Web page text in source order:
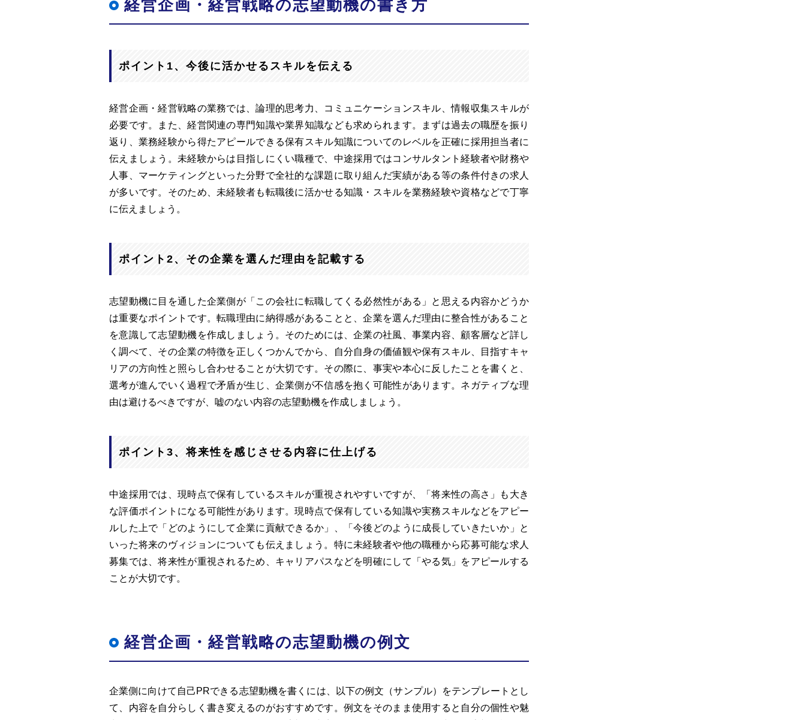
経営企画・経営戦略の志望動機の書き方
ポイント1、今後に活かせるスキルを伝える
経営企画・経営戦略の業務では、論理的思考力、コミュニケーションスキル、情報収集スキルが
必要です。また、経営関連の専門知識や業界知識なども求められます。まずは過去の職歴を振り
返り、業務経験から得たアピールできる保有スキル知識についてのレベルを正確に採用担当者に
伝えましょう。未経験からは目指しにくい職種で、中途採用ではコンサルタント経験者や財務や
人事、マーケティングといった分野で全社的な課題に取り組んだ実績がある等の条件付きの求人
が多いです。そのため、未経験者も転職後に活かせる知識・スキルを業務経験や資格などで丁寧
に伝えましょう。
ポイント2、その企業を選んだ理由を記載する
志望動機に目を通した企業側が「この会社に転職してくる必然性がある」と思える内容かどうか
は重要なポイントです。転職理由に納得感があることと、企業を選んだ理由に整合性があること
を意識して志望動機を作成しましょう。そのためには、企業の社風、事業内容、顧客層など詳し
く調べて、その企業の特徴を正しくつかんでから、自分自身の価値観や保有スキル、目指すキャ
リアの方向性と照らし合わせることが大切です。その際に、事実や本心に反したことを書くと、
選考が進んでいく過程で矛盾が生じ、企業側が不信感を抱く可能性があります。ネガティブな理
由は避けるべきですが、嘘のない内容の志望動機を作成しましょう。
ポイント3、将来性を感じさせる内容に仕上げる
中途採用では、現時点で保有しているスキルが重視されやすいですが、「将来性の高さ」も大き
な評価ポイントになる可能性があります。現時点で保有している知識や実務スキルなどをアピー
ルした上で「どのようにして企業に貢献できるか」、「今後どのように成長していきたいか」と
いった将来のヴィジョンについても伝えましょう。特に未経験者や他の職種から応募可能な求人
募集では、将来性が重視されるため、キャリアパスなどを明確にして「やる気」をアピールする
ことが大切です。
経営企画・経営戦略の志望動機の例文
企業側に向けて自己PRできる志望動機を書くには、以下の例文（サンプル）をテンプレートとし
て、内容を自分らしく書き変えるのがおすすめです。例文をそのまま使用すると自分の個性や魅